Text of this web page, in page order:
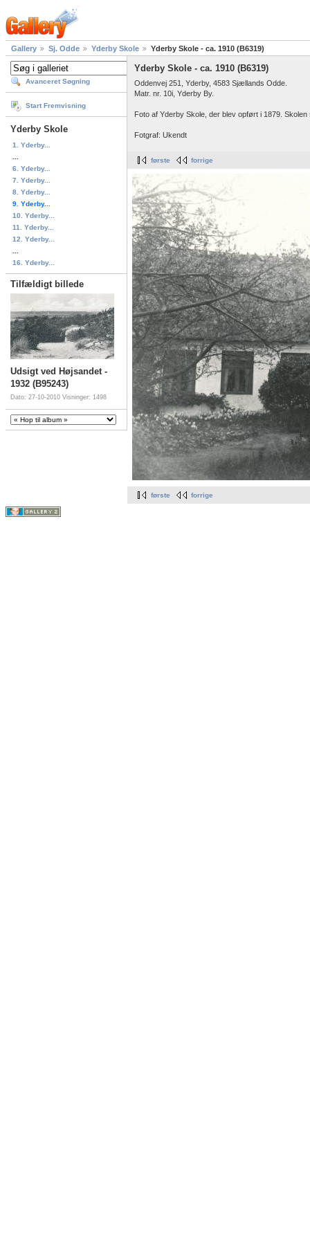
Gallery Sj. Odde Yderby Skole Yderby Skole - ca. 1910 (B6319)
Avanceret Søgning
Start Fremvisning
Yderby Skole
1. Yderby...
6. Yderby...
7. Yderby...
8. Yderby...
9. Yderby...
10. Yderby...
11. Yderby...
12. Yderby...
16. Yderby...
Tilfældigt billede
Udsigt ved Højsandet -
1932 (B95243)
Dato: 27-10-2010 Visninger: 1498
Yderby Skole - ca. 1910 (B6319)
Oddenvej 251, Yderby, 4583 Sjællands Odde.
Matr. nr. 10i, Yderby By.
Foto af Yderby Skole, der blev opført i 1879.
Fotgraf: Ukendt
første forrige
første forrige